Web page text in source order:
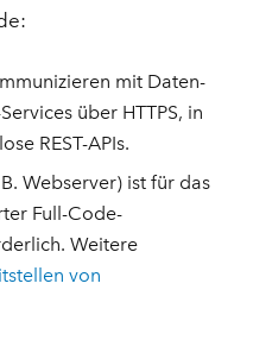
mit Daten-
über HTTPS, in
REST-APIs.
Webserver) ist für das
Full-Code-
Weitere
von